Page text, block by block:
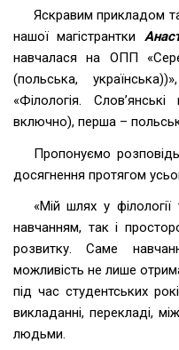
Яскравим прикладом
нашої магістрантки
навчалася на ОПП
(польська,
«Філологія.
включно), перша –
Пропонуємо
досягнення протягом
«Мій шлях у
навчанням, так і
розвитку. Саме
можливість не лише
під час студентських
викладанні, перекладі,
людьми.